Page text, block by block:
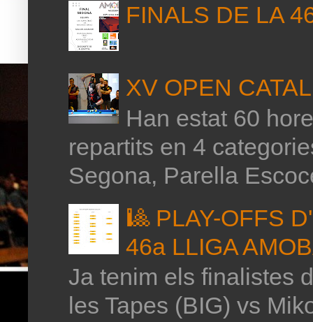
FINALS DE LA
XV OPEN
Han estat 60
repartits en 4
Segona, Parella
🎱 PLAY-OFFS
46a LLIGA
Ja tenim els finalistes
les Tapes (BIG) vs